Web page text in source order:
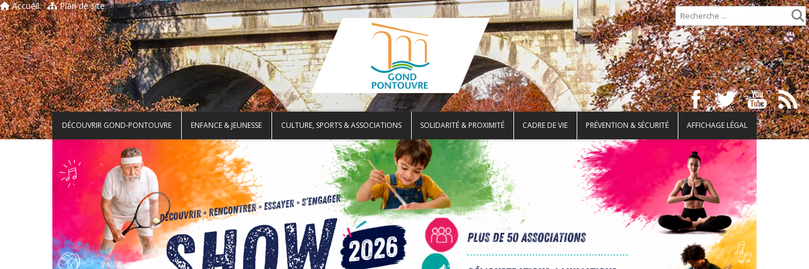
Accueil Plan de site
DÉCOUVRIR GOND-PONTOUVRE ENFANCE & JEUNESSE CULTURE, SPORTS & ASSOCIATIONS SOLIDARITÉ & PROXIMITÉ CADRE DE VIE PRÉVENTION & SÉCURITÉ AFFICHAGE LÉGAL